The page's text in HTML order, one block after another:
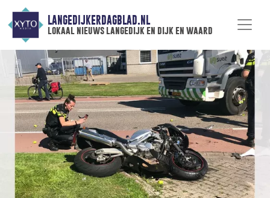
LANGEDIJKERDAGBLAD.NL
lokaal nieuws langedijk en dijk en waard